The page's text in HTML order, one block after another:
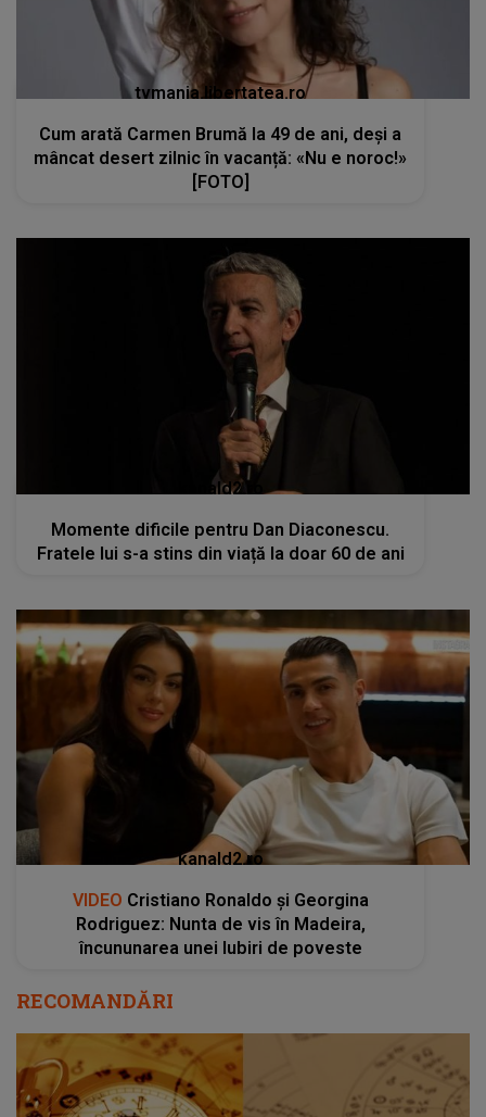
tvmania.libertatea.ro
Cum arată Carmen Brumă la 49 de ani, deși a
mâncat desert zilnic în vacanță: «Nu e noroc!»
[FOTO]
kanald2.ro
Momente dificile pentru Dan Diaconescu.
Fratele lui s-a stins din viață la doar 60 de ani
kanald2.ro
VIDEO Cristiano Ronaldo și Georgina
Rodriguez: Nunta de vis în Madeira,
încununarea unei Iubiri de poveste
RECOMANDĂRI